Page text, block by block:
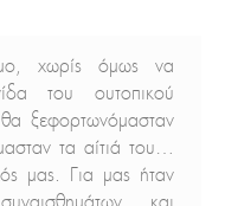
χωρίς όμως να
του ουτοπικού
ξεφορτωνόμασταν
τα αίτιά του…
μας. Για μας ήταν